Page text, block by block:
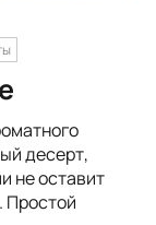
десерт,
не оставит
Простой